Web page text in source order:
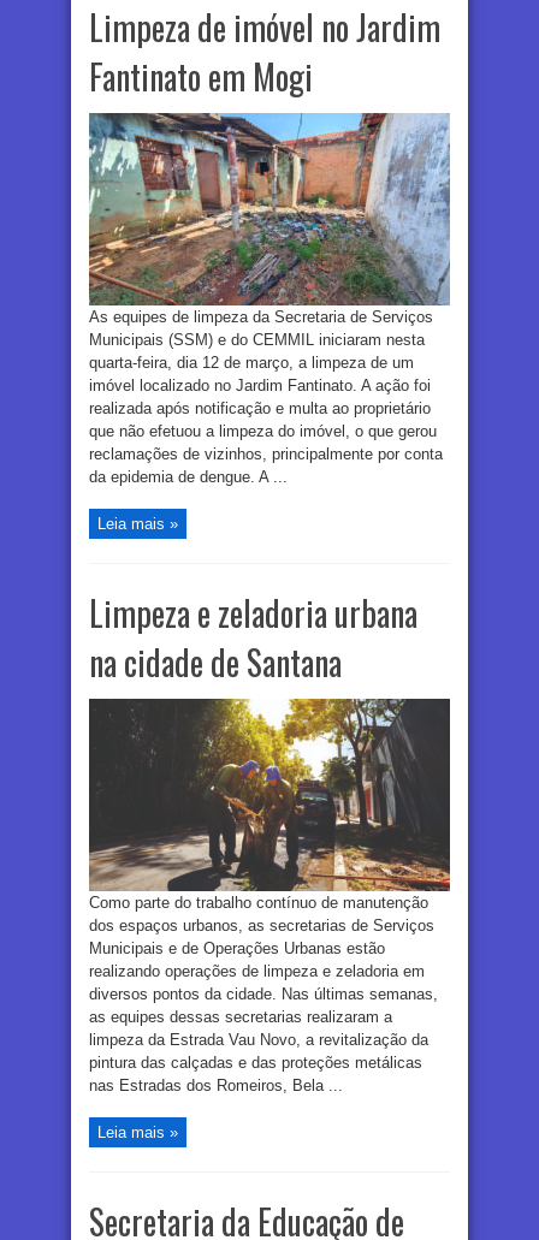
Limpeza de imóvel no Jardim
Fantinato em Mogi
As equipes de limpeza da Secretaria de Serviços
Municipais (SSM) e do CEMMIL iniciaram nesta
quarta-feira, dia 12 de março, a limpeza de um
imóvel localizado no Jardim Fantinato. A ação foi
realizada após notificação e multa ao proprietário
que não efetuou a limpeza do imóvel, o que gerou
reclamações de vizinhos, principalmente por conta
da epidemia de dengue. A ...
Leia mais »
Limpeza e zeladoria urbana
na cidade de Santana
Como parte do trabalho contínuo de manutenção
dos espaços urbanos, as secretarias de Serviços
Municipais e de Operações Urbanas estão
realizando operações de limpeza e zeladoria em
diversos pontos da cidade. Nas últimas semanas,
as equipes dessas secretarias realizaram a
limpeza da Estrada Vau Novo, a revitalização da
pintura das calçadas e das proteções metálicas
nas Estradas dos Romeiros, Bela ...
Leia mais »
Secretaria da Educação de